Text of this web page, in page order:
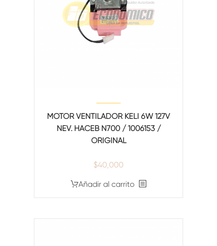
MOTOR VENTILADOR KELI 6W 127V
NEV. HACEB N700 / 1006153 /
ORIGINAL
$40,000
Añadir al carrito